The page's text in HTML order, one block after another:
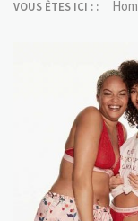
VOUS ÊTES ICI : :